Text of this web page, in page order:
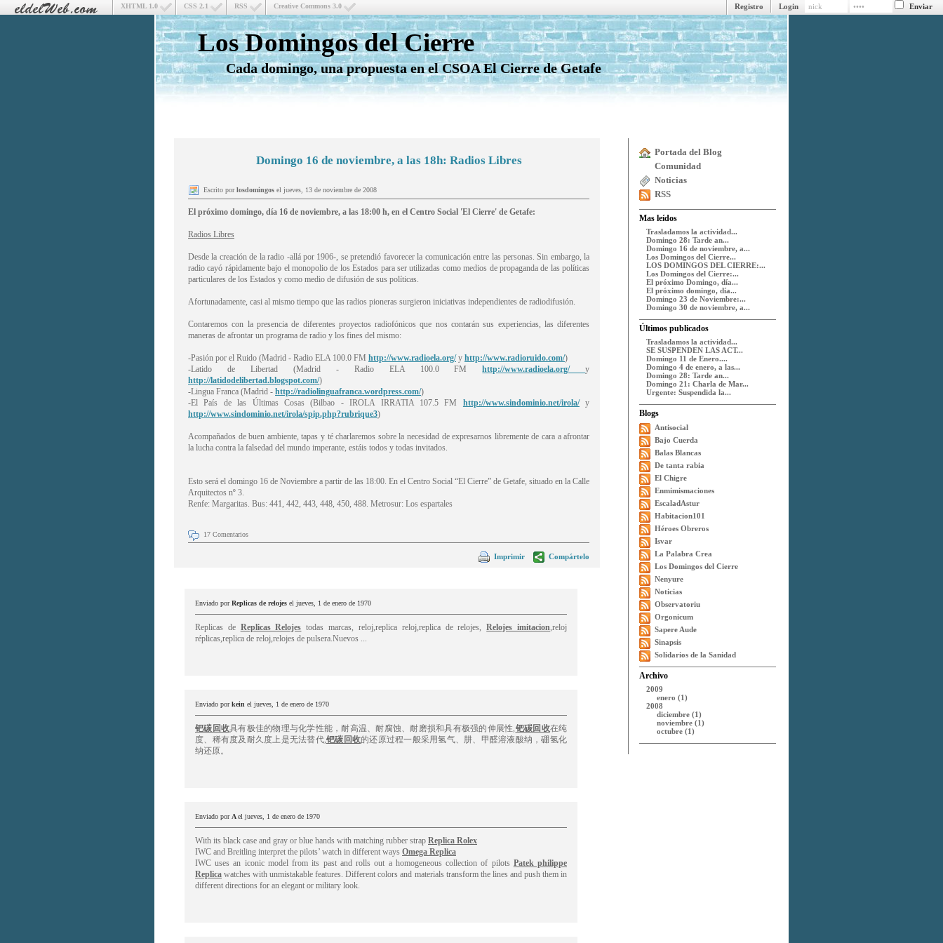
Creative Commons 3.0
RSS
CSS 2.1
XHTML 1.0 Login
Registro
Los Domingos del Cierre
Cada domingo, una propuesta en el CSOA El Cierre de Getafe
Portada del Blog
Comunidad
Noticias
RSS
Mas leídos
Trasladamos la actividad...
Domingo 28: Tarde an...
Domingo 16 de noviembre, a...
Los Domingos del Cierre...
LOS DOMINGOS DEL CIERRE:...
Los Domingos del Cierre:...
El próximo Domingo, día...
El próximo domingo, día...
Domingo 23 de Noviembre:...
Domingo 30 de noviembre, a...
Últimos publicados
Trasladamos la actividad...
SE SUSPENDEN LAS ACT...
Domingo 11 de Enero....
Domingo 4 de enero, a las...
Domingo 28: Tarde an...
Domingo 21: Charla de Mar...
Urgente: Suspendida la...
Blogs
Antisocial
Bajo Cuerda
Balas Blancas
De tanta rabia
El Chigre
Enmimismaciones
EscaladAstur
Habitacion101
Héroes Obreros
Isvar
La Palabra Crea
Los Domingos del Cierre
Nenyure
Noticias
Observatoriu
Orgonicum
Sapere Aude
Sinapsis
Solidarios de la Sanidad
Archivo
2009
enero (1)
2008
diciembre (1)
noviembre (1)
octubre (1)
Domingo 16 de noviembre, a las 18h: Radios Libres
Escrito porlosdomingos el jueves, 13 de noviembre de 2008
El próximo domingo, día 16 de noviembre, a las 18:00 h, en el Centro Social 'El Cierre' de Getafe:
Radios Libres
Desde la creación de la radio -allá por 1906-, se pretendió favorecer la comunicación entre las personas. Sin embargo, la
radio cayó rápidamente bajo el monopolio de los Estados para ser utilizadas como medios de propaganda de las políticas
particulares de los Estados y como medio de difusión de sus políticas.
Afortunadamente, casi al mismo tiempo que las radios pioneras surgieron iniciativas independientes de radiodifusión.
Contaremos con la presencia de diferentes proyectos radiofónicos que nos contarán sus experiencias, las diferentes
maneras de afrontar un programa de radio y los fines del mismo:
-Pasión por el Ruido (Madrid - Radio ELA 100.0 FM http://www.radioela.org/y http://www.radioruido.com/)
-Latido de Libertad (Madrid - Radio ELA 100.0 FMhttp://www.radioela.org/y
http://latidodelibertad.blogspot.com/)
-Lingua Franca (Madrid - http://radiolinguafranca.wordpress.com/)
-El País de las Últimas Cosas (Bilbao - IROLA IRRATIA 107.5 FM http://www.sindominio.net/irola/y
http://www.sindominio.net/irola/spip.php?rubrique3)
Acompañados de buen ambiente, tapas y té charlaremos sobre la necesidad de expresarnos libremente de cara a afrontar
la lucha contra la falsedad del mundo imperante, estáis todos y todas invitados.
Esto será el domingo 16 de Noviembre a partir de las 18:00. En el Centro Social “El Cierre” de Getafe, situado en la Calle
Arquitectos nº 3.
Renfe: Margaritas. Bus: 441, 442, 443, 448, 450, 488. Metrosur: Los espartales
17 Comentarios
Imprimir Compártelo
Enviado porReplicas de relojes el jueves, 1 de enero de 1970
Replicas de Replicas Relojes todas marcas, reloj,replica reloj,replica de relojes,Relojes imitacion,reloj
réplicas,replica de reloj,relojes de pulsera.Nuevos ...
Enviado porkein el jueves, 1 de enero de 1970
钯碳回收具有极佳的物理与化学性能，耐高温、耐腐蚀、耐磨损和具有极强的伸展性,钯碳回收在纯
度、稀有度及耐久度上是无法替代,钯碳回收的还原过程一般采用氢气、肼、甲醛溶液酸纳，硼氢化
纳还原。
Enviado por Ael jueves, 1 de enero de 1970
With its black case and gray or blue hands with matching rubber strap Replica Rolex
IWC and Breitling interpret the pilots’ watch in different ways Omega Replica
IWC uses an iconic model from its past and rolls out a homogeneous collection of pilots Patek philippe
Replica watches with unmistakable features. Different colors and materials transform the lines and push them in
different directions for an elegant or military look.